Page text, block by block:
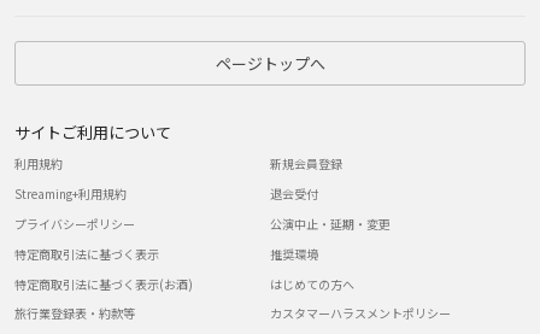
ページトップへ
サイトご利用について
利用規約
Streaming+利用規約
プライバシーポリシー
特定商取引法に基づく表示
特定商取引法に基づく表示(お酒)
旅行業登録表・約款等
新規会員登録
退会受付
公演中止・延期・変更
推奨環境
はじめての方へ
カスタマーハラスメントポリシー